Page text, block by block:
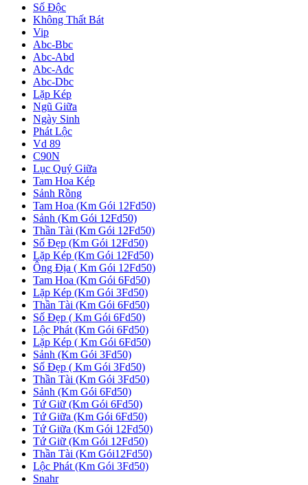
Số Độc
Không Thất Bát
Vip
Abc-Bbc
Abc-Abd
Abc-Adc
Abc-Dbc
Lặp Kép
Ngũ Giữa
Ngày Sinh
Phát Lộc
Vd 89
C90N
Lục Quý Giữa
Tam Hoa Kép
Sảnh Rồng
Tam Hoa (Km Gói 12Fd50)
Sảnh (Km Gói 12Fd50)
Thần Tài (Km Gói 12Fd50)
Số Đẹp (Km Gói 12Fd50)
Lặp Kép (Km Gói 12Fd50)
Ông Địa ( Km Gói 12Fd50)
Tam Hoa (Km Gói 6Fd50)
Lặp Kép (Km Gói 3Fd50)
Thần Tài (Km Gói 6Fd50)
Số Đẹp ( Km Gói 6Fd50)
Lộc Phát (Km Gói 6Fd50)
Lặp Kép ( Km Gói 6Fd50)
Sảnh (Km Gói 3Fd50)
Số Đẹp ( Km Gói 3Fd50)
Thần Tài (Km Gói 3Fd50)
Sảnh (Km Gói 6Fd50)
Tứ Giữ (Km Gói 6Fd50)
Tứ Giữa (Km Gói 6Fd50)
Tứ Giữa (Km Gói 12Fd50)
Tứ Giữ (Km Gói 12Fd50)
Thần Tài (Km Gói12Fd50)
Lộc Phát (Km Gói 3Fd50)
Snahr